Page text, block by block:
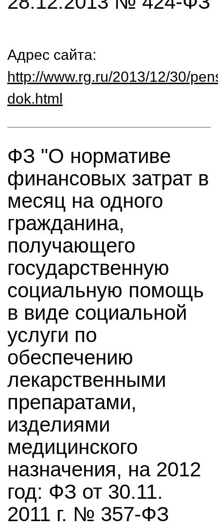
Адрес сайта:
http://www.rg.ru/2013/12/30/
dok.html
ФЗ "О нормативе
финансовых затрат в
месяц на одного
гражданина,
получающего
государственную
социальную помощь
в виде социальной
услуги по
обеспечению
лекарственными
препаратами,
изделиями
медицинского
назначения, на 2012
год: ФЗ от 30.11.
2011 г. № 357-ФЗ